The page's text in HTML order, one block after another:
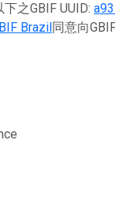
之GBIF UUID:
Brazil 同意向